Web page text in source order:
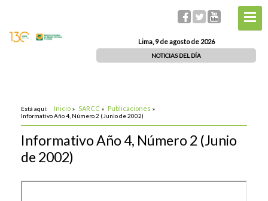
Lima, 9 de agosto de 2026
NOTICIAS DEL DÍA
Está aquí: Inicio » SARCC » Publicaciones »
Informativo Año 4, Número 2 (Junio de 2002)
Informativo Año 4, Número 2 (Junio
de 2002)